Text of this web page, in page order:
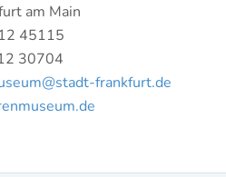
am Main
45115
30704
frankfurt.de